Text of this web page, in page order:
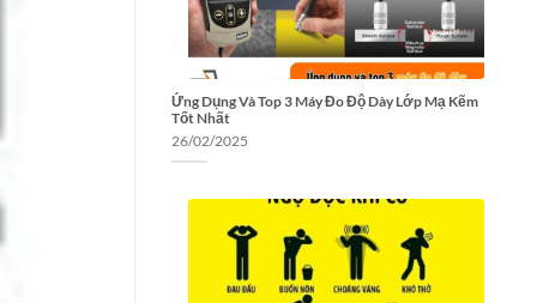
Ứng Dụng Và Top 3 Máy Đo Độ Dày Lớp Mạ Kẽm
Tốt Nhất
26/02/2025